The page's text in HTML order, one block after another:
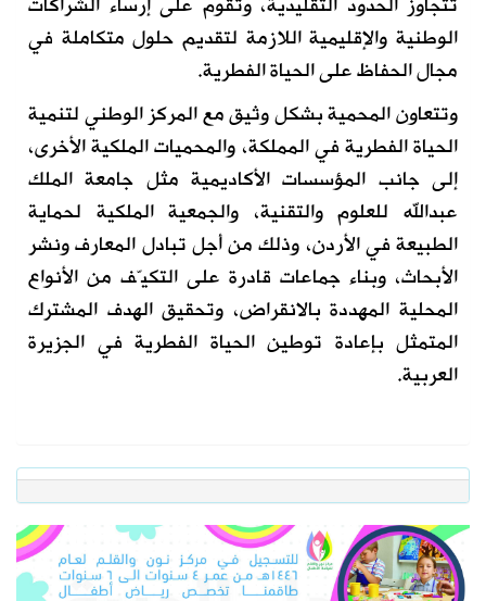
الوطنية والإقليمية اللازمة لتقديم حلول متكاملة في
مجال الحفاظ على الحياة الفطرية.
وتتعاون المحمية بشكل وثيق مع المركز الوطني لتنمية
الحياة الفطرية في المملكة، والمحميات الملكية الأخرى،
إلى جانب المؤسسات الأكاديمية مثل جامعة الملك
عبدالله للعلوم والتقنية، والجمعية الملكية لحماية
الطبيعة في الأردن، وذلك من أجل تبادل المعارف ونشر
الأبحاث، وبناء جماعات قادرة على التكيّف من الأنواع
المحلية المهددة بالانقراض، وتحقيق الهدف المشترك
المتمثل بإعادة توطين الحياة الفطرية في الجزيرة
العربية.